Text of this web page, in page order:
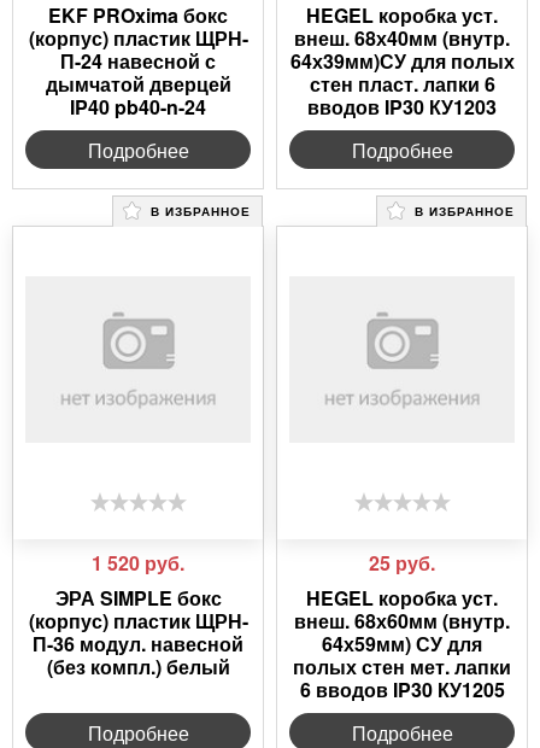
EKF PROxima бокс
(корпус) пластик ЩРН-
П-24 навесной с
дымчатой дверцей
IP40 pb40-n-24
Подробнее
HEGEL коробка уст.
внеш. 68х40мм (внутр.
64х39мм)СУ для полых
стен пласт. лапки 6
вводов IP30 КУ1203
Подробнее
В ИЗБРАННОЕ
1 520 руб.
ЭРА SIMPLE бокс
(корпус) пластик ЩРН-
П-36 модул. навесной
(без компл.) белый
Подробнее
В ИЗБРАННОЕ
25 руб.
HEGEL коробка уст.
внеш. 68х60мм (внутр.
64х59мм) СУ для
полых стен мет. лапки
6 вводов IP30 КУ1205
Подробнее